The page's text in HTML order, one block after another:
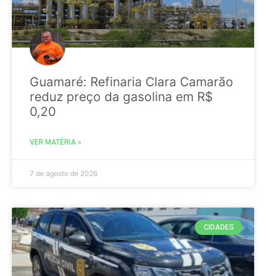
Guamaré: Refinaria Clara Camarão
reduz preço da gasolina em R$
0,20
VER MATÉRIA »
7 de agosto de 2026
CIDADES